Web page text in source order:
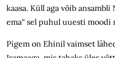
kaasa. Küll aga võib
ema“ sel puhul uuesti moodi
Pigem on Ehinil vaimset